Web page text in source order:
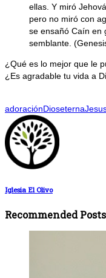
ellas. Y miró
pero no miró con
se ensañó Caín en
semblante.
¿Qué es lo mejor que le
¿Es agradable tu vida a
adoraciónDioseterna
Iglesia El Olivo
Recommended Posts